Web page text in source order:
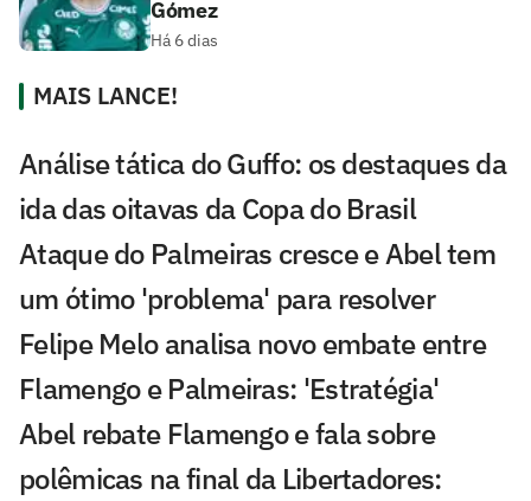
Gómez
Há 6 dias
MAIS LANCE!
Análise tática do Guffo: os destaques da
ida das oitavas da Copa do Brasil
Ataque do Palmeiras cresce e Abel tem
um ótimo 'problema' para resolver
Felipe Melo analisa novo embate entre
Flamengo e Palmeiras: 'Estratégia'
Abel rebate Flamengo e fala sobre
polêmicas na final da Libertadores: